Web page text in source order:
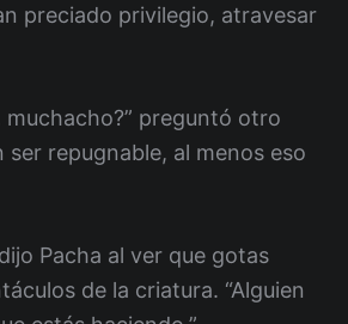
preciado privilegio, atravesar
muchacho?” preguntó otro
ser repugnable, al menos eso
Pacha al ver que gotas
de la criatura. “Alguien